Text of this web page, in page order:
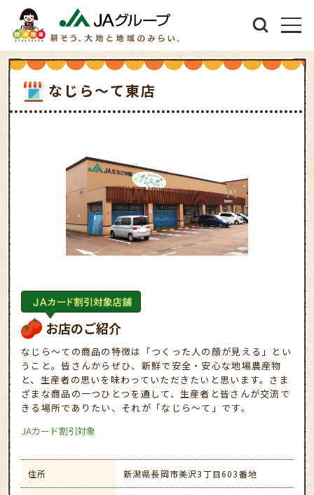
なじら～て東店
お店のご紹介
なじら～ての商品の特徴は「つくった人の顔が見える」とい
うこと。皆さんからぜひ、新鮮で安全・安心な地場農産物
と、生産者の思いを味わっていただきたいと思います。さま
ざまな商品の一つひとつを通して、生産者と皆さんが交流で
きる場所でありたい、それが「なじら～て」です。
JAカード割引対象
住所 新潟県長岡市美沢3丁目603番地